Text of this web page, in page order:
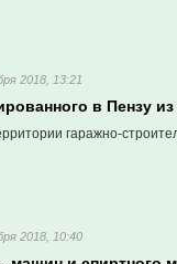
2018, 13:21
в Пензу
гаражно-
2018, 10:40